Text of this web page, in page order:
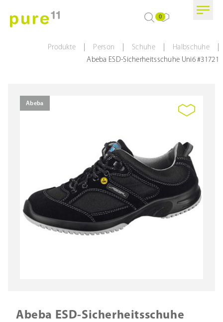
0
Produkte Person Schuhe Halbschuhe
Abeba ESD-Sicherheitsschuhe Uni6 #31721
Abeba
Abeba ESD-Sicherheitsschuhe